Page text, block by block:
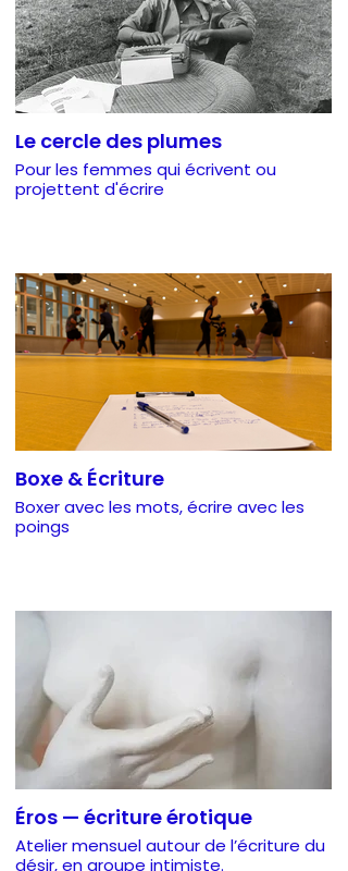
Le cercle des plumes
Pour les femmes qui écrivent ou
projettent d'écrire
Boxe & Écriture
Boxer avec les mots, écrire avec les
poings
Éros — écriture érotique
Atelier mensuel autour de l’écriture du
désir, en groupe intimiste.